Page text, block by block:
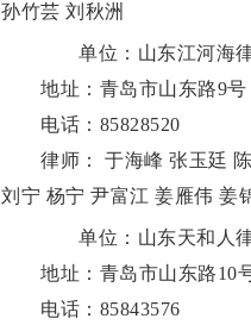
孙竹芸 刘秋洲
单位：山东江河海律
地址：青岛市山东路9号
电话：85828520
律师： 于海峰 张玉廷 陈
刘宁 杨宁 尹富江 姜雁伟 姜
单位：山东天和人律
地址：青岛市山东路10
电话：85843576